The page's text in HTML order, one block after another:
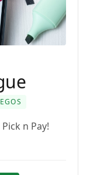
n Pay!